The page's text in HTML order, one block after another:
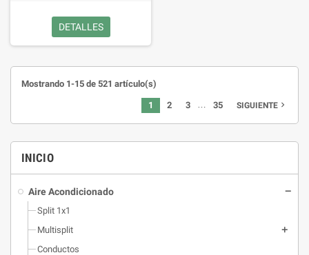
INICIO
Aire Acondicionado
Split 1x1
Multisplit
Conductos
DETALLES
Mostrando 1-15 de 521 artículo(s)
1 2 3 35 SIGUIENTE navigate_next